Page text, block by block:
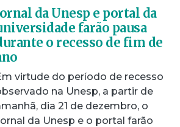
da Unesp e portal da
farão pausa
o recesso de fim de
virtude do período de recesso
na Unesp, a partir de
dia 21 de dezembro, o
da Unesp e o portal farão